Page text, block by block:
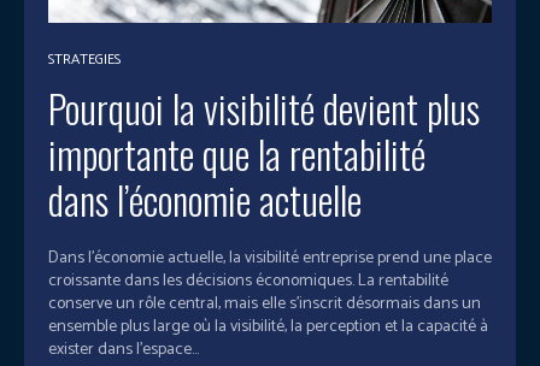
STRATEGIES
Pourquoi la visibilité devient plus
importante que la rentabilité
dans l’économie actuelle
Dans l’économie actuelle, la visibilité entreprise prend une place
croissante dans les décisions économiques. La rentabilité
conserve un rôle central, mais elle s’inscrit désormais dans un
ensemble plus large où la visibilité, la perception et la capacité à
exister dans l’espace...